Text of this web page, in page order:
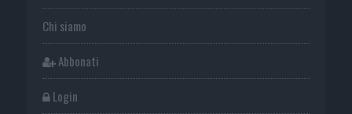
Chi siamo
Abbonati
Login